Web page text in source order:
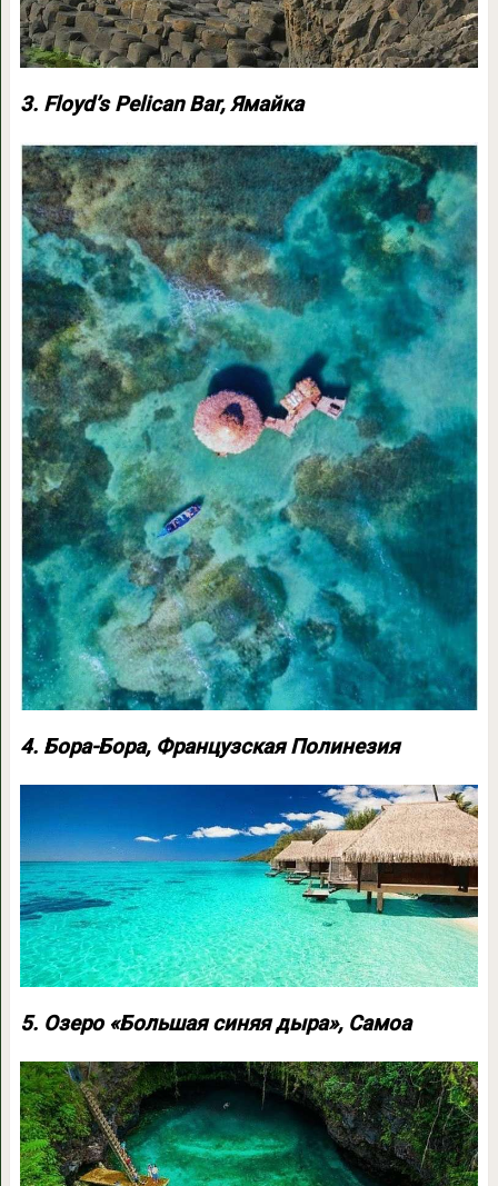
3. Floyd’s Pelican Bar, Ямайка
4. Бора-Бора, Французская Полинезия
5. Озеро «Большая синяя дыра», Самоа